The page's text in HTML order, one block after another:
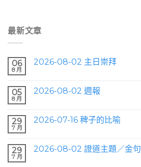
最新文章
06
8 月
2026-08-02 主日崇拜
05
8 月
2026-08-02 週報
29
7 月
2026-07-16 稗子的比喻
29
7 月
2026-08-02 證道主題／金句